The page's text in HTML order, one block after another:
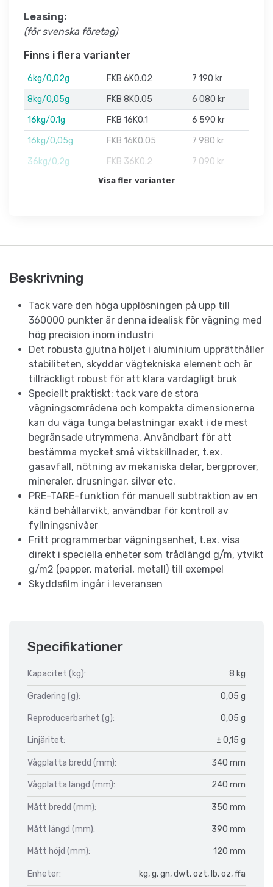
Leasing:
(för svenska företag)
Finns i flera varianter
6kg/0,02g FKB 6K0.02
7 190 kr
8kg/0,05g
FKB 8K0.05
6 080 kr
16kg/0,1g
FKB 16K0.1
6 590 kr
16kg/0,05g
FKB 16K0.05
7 980 kr
36kg/0,2g
FKB 36K0.2 7 090 kr
Visa fler varianter
Beskrivning
Tack vare den höga upplösningen på upp till
360000 punkter är denna idealisk för vägning med
hög precision inom industri
Det robusta gjutna höljet i aluminium upprätthåller
stabiliteten, skyddar vägtekniska element och är
tillräckligt robust för att klara vardagligt bruk
Speciellt praktiskt: tack vare de stora
vägningsområdena och kompakta dimensionerna
kan du väga tunga belastningar exakt i de mest
begränsade utrymmena. Användbart för att
bestämma mycket små viktskillnader, t.ex.
gasavfall, nötning av mekaniska delar, bergprover,
mineraler, drusningar, silver etc.
PRE-TARE-funktion för manuell subtraktion av en
känd behållarvikt, användbar för kontroll av
fyllningsnivåer
Fritt programmerbar vägningsenhet, t.ex. visa
direkt i speciella enheter som trådlängd g/m, ytvikt
g/m2 (papper, material, metall) till exempel
Skyddsfilm ingår i leveransen
Specifikationer
Kapacitet (kg): 8 kg
Gradering (g): 0,05 g
Reproducerbarhet (g): 0,05 g
Linjäritet: ± 0,15 g
Vågplatta bredd (mm): 340 mm
Vågplatta längd (mm): 240 mm
Mått bredd (mm): 350 mm
Mått längd (mm): 390 mm
Mått höjd (mm): 120 mm
Enheter: kg, g, gn, dwt, ozt, lb, oz, ffa